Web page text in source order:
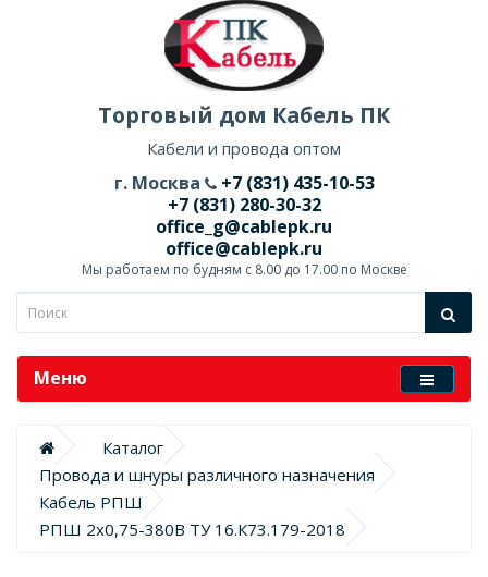
Торговый дом Кабель ПК
Кабели и провода оптом
г. Москва
+7 (831) 435-10-53
+7 (831) 280-30-32
office_g@cablepk.ru
office@cablepk.ru
Мы работаем по будням с 8.00 до 17.00 по Москве
Меню
Каталог
Провода и шнуры различного назначения
Кабель РПШ
РПШ 2х0,75-380В ТУ 16.К73.179-2018